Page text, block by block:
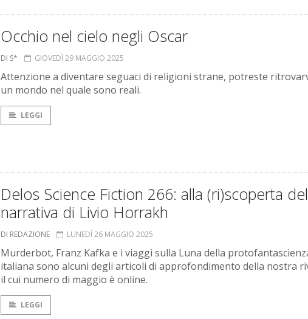
Occhio nel cielo negli Oscar
DI S* GIOVEDÌ 29 MAGGIO 2025
Attenzione a diventare seguaci di religioni strane, potreste
un mondo nel quale sono reali.
LEGGI
Delos Science Fiction 266: alla (ri)scoperta
narrativa di Livio Horrakh
DI REDAZIONE LUNEDÌ 26 MAGGIO 2025
Murderbot, Franz Kafka e i viaggi sulla Luna della
italiana sono alcuni degli articoli di approfondimento della nostra
il cui numero di maggio è online.
LEGGI